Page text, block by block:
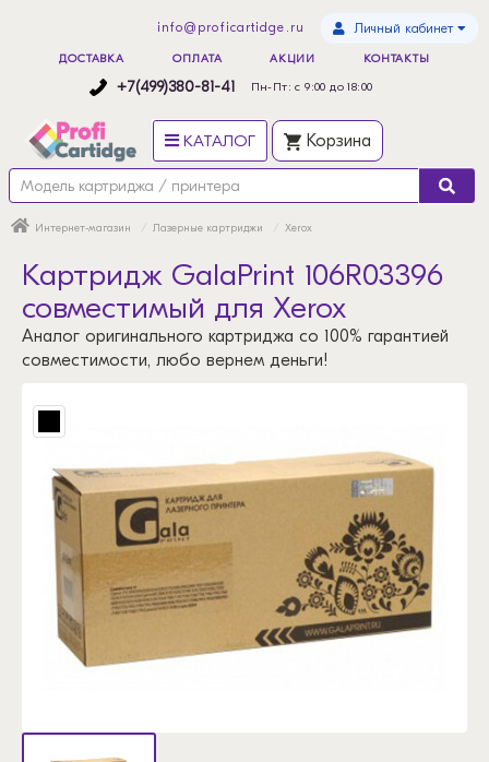
info@proficartidge.ru Личный кабинет
ДОСТАВКА ОПЛАТА АКЦИИ КОНТАКТЫ
+7(499)380-81-41 Пн-Пт: с 9:00 до 18:00
КАТАЛОГ Корзина
Интернет-магазин Лазерные картриджи Xerox
Картридж GalaPrint 106R03396
совместимый для Xerox
Аналог оригинального картриджа со 100% гарантией
совместимости, любо вернем деньги!